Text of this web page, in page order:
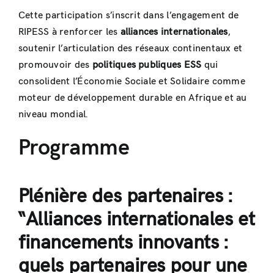
Cette participation s’inscrit dans l’engagement de
RIPESS à renforcer les alliances internationales,
soutenir l’articulation des réseaux continentaux et
promouvoir des politiques publiques ESS qui
consolident l’Économie Sociale et Solidaire comme
moteur de développement durable en Afrique et au
niveau mondial.
Programme
Plénière des partenaires :
“Alliances internationales et
financements innovants :
quels partenaires pour une